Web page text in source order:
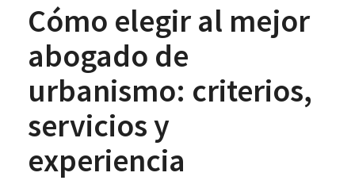
Cómo elegir al mejor
abogado de
urbanismo: criterios,
servicios y
experiencia